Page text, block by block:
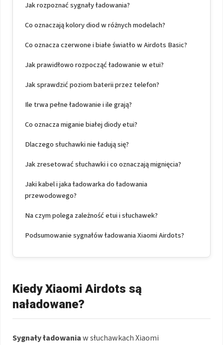
Jak rozpoznać sygnały ładowania?
Co oznaczają kolory diod w różnych modelach?
Co oznacza czerwone i białe światło w Airdots Basic?
Jak prawidłowo rozpocząć ładowanie w etui?
Jak sprawdzić poziom baterii przez telefon?
Ile trwa pełne ładowanie i ile grają?
Co oznacza miganie białej diody etui?
Dlaczego słuchawki nie ładują się?
Jak zresetować słuchawki i co oznaczają mignięcia?
Jaki kabel i jaka ładowarka do ładowania
przewodowego?
Na czym polega zależność etui i słuchawek?
Podsumowanie sygnałów ładowania Xiaomi Airdots?
Kiedy Xiaomi Airdots są
naładowane?
Sygnały ładowaniaw słuchawkach Xiaomi